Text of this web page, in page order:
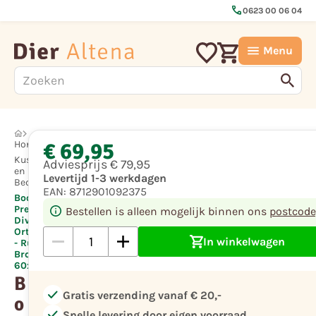
call0623 00 06 04
Menu
Hond
Kussens
en
Bedden
Boony
Premium
Divan
Orthopedisch
- Rusty
Brown
60x45x23 cm
B
o
€ 69,95
Adviesprijs€ 79,95
Levertijd 1-3 werkdagen
EAN: 8712901092375
Bestellen is alleen mogelijk binnen ons
In winkelwagen
check Gratis verzending vanaf € 20,-